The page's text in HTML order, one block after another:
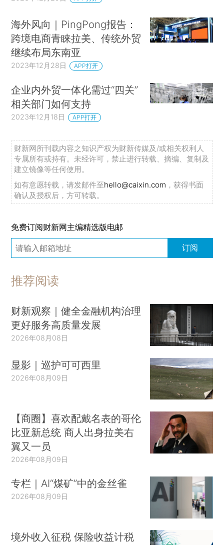
海外风向｜PingPong报告：
跨境电商青睐拉美、传统外贸
继续布局东南亚
2023年12月28日 APP打开
企业内外贸一体化需过“四关”
相关部门如何支持
2023年12月18日 APP打开
财新网所刊载内容之知识产权为财新传媒及/或相关权利人
专属所有或持有。未经许可，禁止进行转载、摘编、复制及
建立镜像等任何使用。
如有意愿转载，请发邮件至hello@caixin.com ，获得书面
确认及授权后，方可转载。
免费订阅财新网主编精选版电邮
订阅
推荐阅读
财新观察｜健全金融机构治理
更好服务高质量发展
2026年08月08日
显影｜巡护可可西里
2026年08月09日
【商圈】喜欢配戴名表的哥伦
比亚新总统 商人出身拉美右
翼又一员
2026年08月09日
专栏｜AI“煤矿”中的金丝雀
2026年08月09日
境外收入征税 保险收益计税